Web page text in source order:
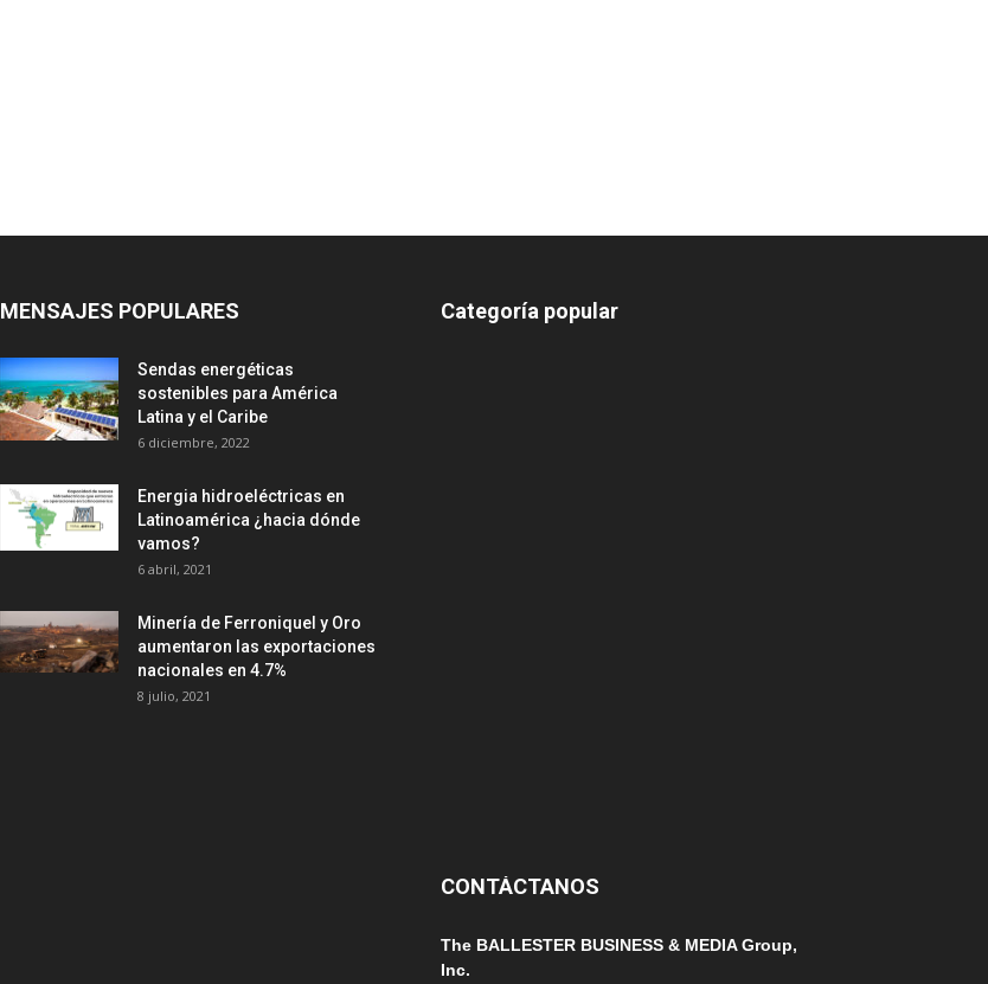
MENSAJES POPULARES
Sendas energéticas
sostenibles para América
Latina y el Caribe
6 diciembre, 2022
Energia hidroeléctricas en
Latinoamérica ¿hacia dónde
vamos?
6 abril, 2021
Minería de Ferroniquel y Oro
aumentaron las exportaciones
nacionales en 4.7%
8 julio, 2021
Categoría popular
CONTÁCTANOS
The BALLESTER BUSINESS & MEDIA Group,
Inc.